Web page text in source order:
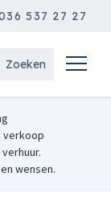
Zoeken
537 27 27
verkoop
wensen.